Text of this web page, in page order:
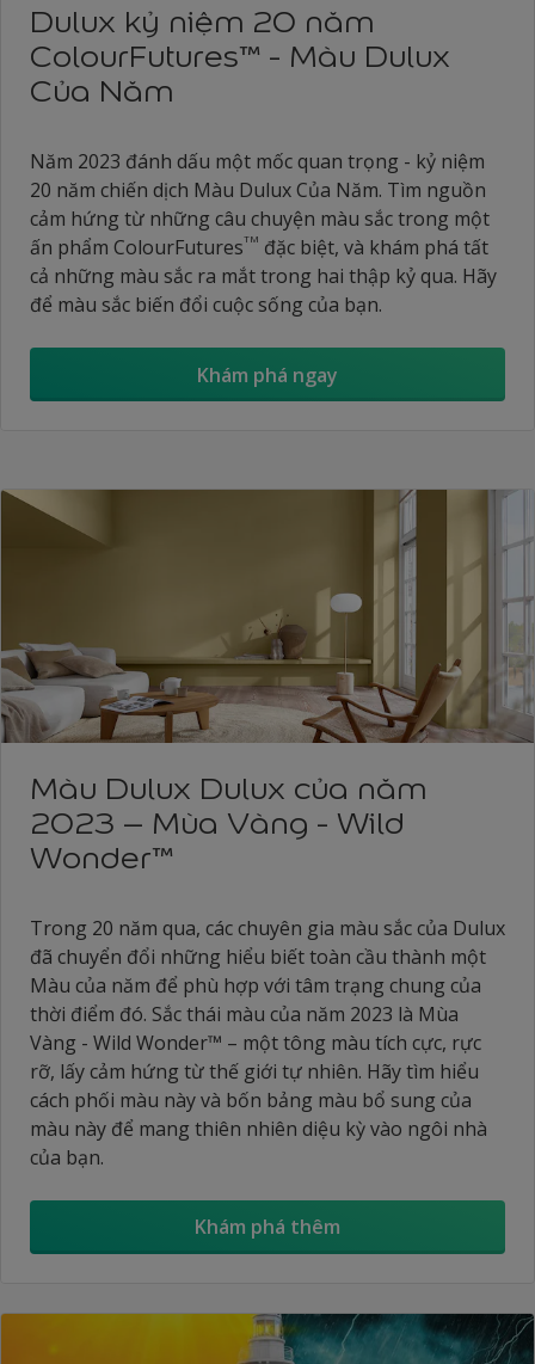
Dulux kỷ niệm 20 năm
ColourFutures™ - Màu Dulux
Của Năm
Năm 2023 đánh dấu một mốc quan trọng - kỷ niệm
20 năm chiến dịch Màu Dulux Của Năm. Tìm nguồn
cảm hứng từ những câu chuyện màu sắc trong một
ấn phẩm ColourFuturesTM đặc biệt, và khám phá tất
cả những màu sắc ra mắt trong hai thập kỷ qua. Hãy
để màu sắc biến đổi cuộc sống của bạn.
Khám phá ngay
Màu Dulux Dulux của năm
2023 – Mùa Vàng - Wild
Wonder™
Trong 20 năm qua, các chuyên gia màu sắc của Dulux
đã chuyển đổi những hiểu biết toàn cầu thành một
Màu của năm để phù hợp với tâm trạng chung của
thời điểm đó. Sắc thái màu của năm 2023 là Mùa
Vàng - Wild Wonder™ – một tông màu tích cực, rực
rỡ, lấy cảm hứng từ thế giới tự nhiên. Hãy tìm hiểu
cách phối màu này và bốn bảng màu bổ sung của
màu này để mang thiên nhiên diệu kỳ vào ngôi nhà
của bạn.
Khám phá thêm